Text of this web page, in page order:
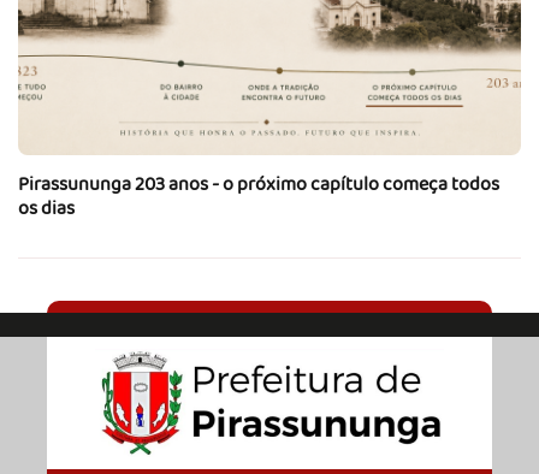
Pirassununga 203 anos - o próximo capítulo começa todos
os dias